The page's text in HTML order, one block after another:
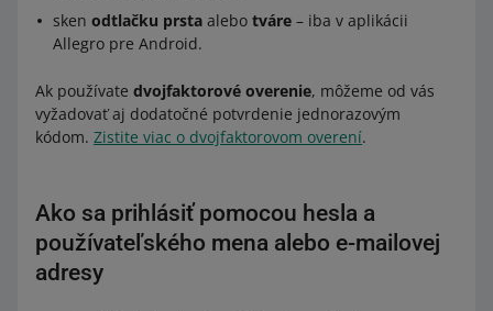
sken odtlačku prsta alebo tváre – iba v aplikácii
Allegro pre Android.
Ak používate dvojfaktorové overenie, môžeme od vás
vyžadovať aj dodatočné potvrdenie jednorazovým
kódom. Zistite viac o dvojfaktorovom overení.
Ako sa prihlásiť pomocou hesla a
používateľského mena alebo e-mailovej
adresy